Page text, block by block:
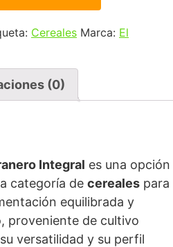
Cereales Marca: El
(0)
Integral es una opción
categoría de cereales para
equilibrada y
proveniente de cultivo
versatilidad y su perfil